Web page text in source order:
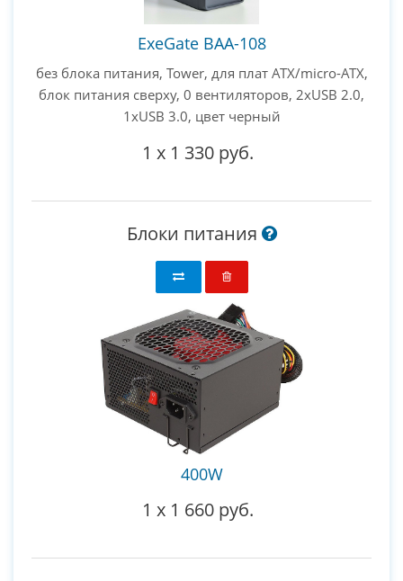
ExeGate BAA-108
без блока питания, Tower, для плат ATX/micro-ATX,
блок питания сверху, 0 вентиляторов, 2xUSB 2.0,
1xUSB 3.0, цвет черный
1 x 1 330 руб.
Блоки питания
400W
1 x 1 660 руб.